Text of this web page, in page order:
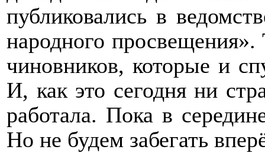
публиковались в
народного
чиновников, которые и
И, как это сегодня ни
работала. Пока в
Но не будем забегать